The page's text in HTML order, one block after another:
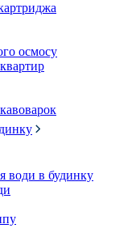
осмосу
води в будинку